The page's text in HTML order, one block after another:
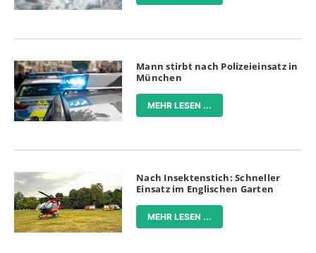
Mann stirbt nach Polizeieinsatz in
München
MEHR LESEN ...
Nach Insektenstich: Schneller
Einsatz im Englischen Garten
MEHR LESEN ...